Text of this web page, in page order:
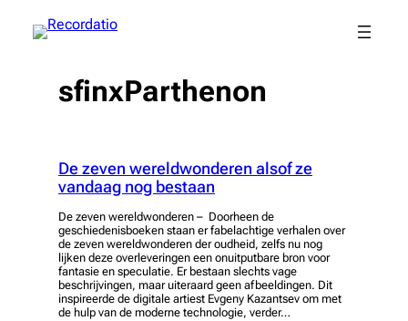
naar
sfinxParthenon
De zeven wereldwonderen alsof ze
vandaag nog bestaan
De zeven wereldwonderen – Doorheen de
geschiedenisboeken staan er fabelachtige verhalen over
de zeven wereldwonderen der oudheid, zelfs nu nog
lijken deze overleveringen een onuitputbare bron voor
fantasie en speculatie. Er bestaan slechts vage
beschrijvingen, maar uiteraard geen afbeeldingen. Dit
inspireerde de digitale artiest Evgeny Kazantsev om met
de hulp van de moderne technologie, verder…